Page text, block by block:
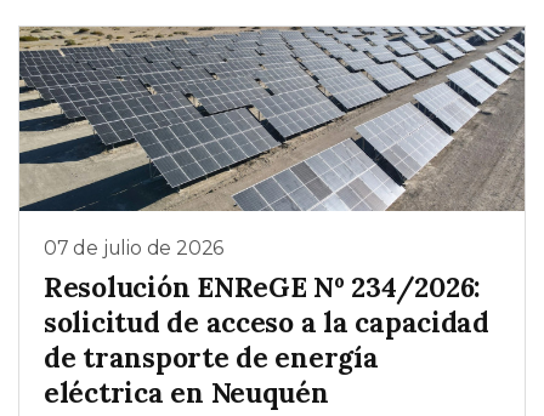
07 de julio de 2026
Resolución ENReGE Nº 234/2026:
solicitud de acceso a la capacidad
de transporte de energía
eléctrica en Neuquén